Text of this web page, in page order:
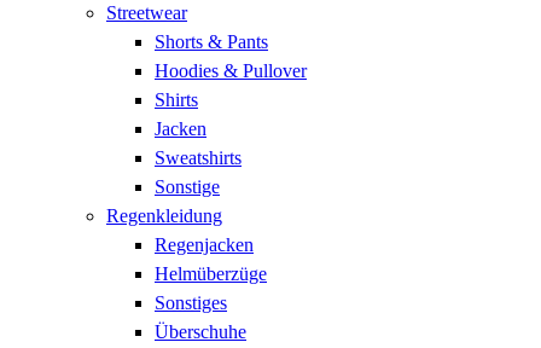
Streetwear
Shorts & Pants
Hoodies & Pullover
Shirts
Jacken
Sweatshirts
Sonstige
Regenkleidung
Regenjacken
Helmüberzüge
Sonstiges
Überschuhe